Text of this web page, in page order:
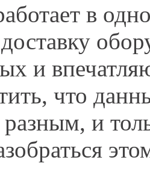
в
доставку
и
что
разным, и